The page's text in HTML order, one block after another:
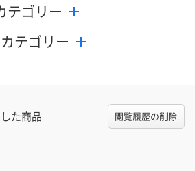
テゴリー
テゴリー
た商品 閲覧履歴の削除